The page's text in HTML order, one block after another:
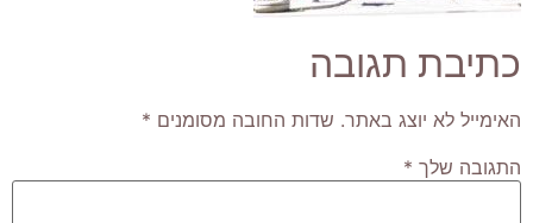
כתיבת תגובה
האימייל לא יוצג באתר. שדות החובה מסומנים *
התגובה שלך *